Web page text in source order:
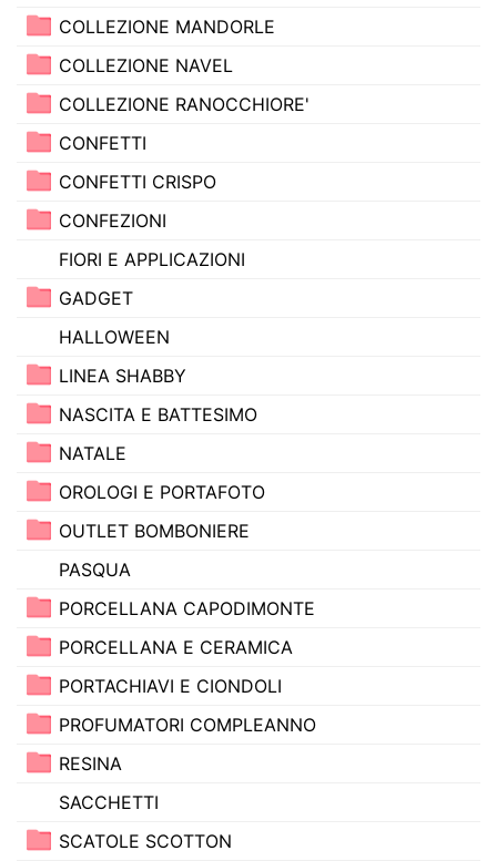
COLLEZIONE MANDORLE
COLLEZIONE NAVEL
COLLEZIONE RANOCCHIORE'
CONFETTI
CONFETTI CRISPO
CONFEZIONI
FIORI E APPLICAZIONI
GADGET
HALLOWEEN
LINEA SHABBY
NASCITA E BATTESIMO
NATALE
OROLOGI E PORTAFOTO
OUTLET BOMBONIERE
PASQUA
PORCELLANA CAPODIMONTE
PORCELLANA E CERAMICA
PORTACHIAVI E CIONDOLI
PROFUMATORI COMPLEANNO
RESINA
SACCHETTI
SCATOLE SCOTTON